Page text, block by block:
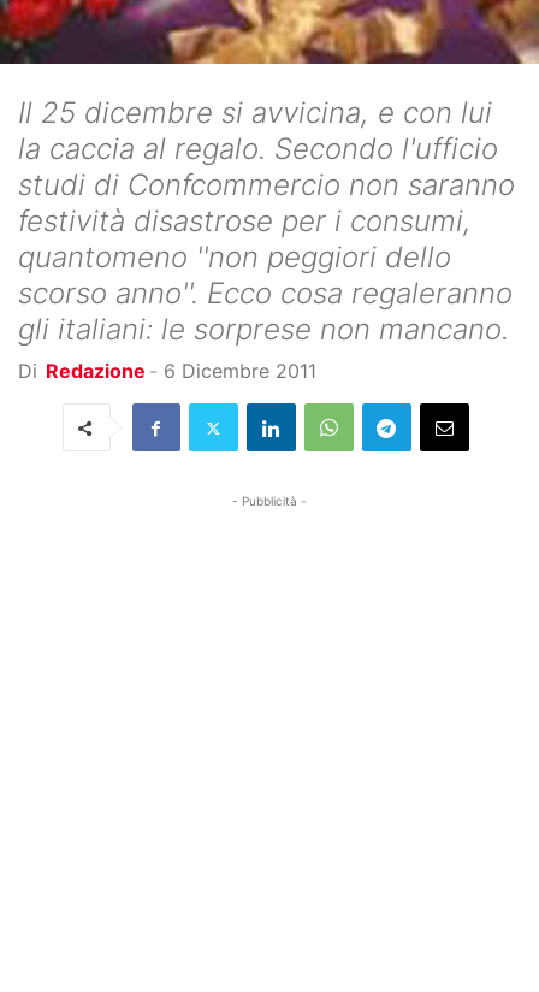
Il 25 dicembre si avvicina, e con lui
la caccia al regalo. Secondo l'ufficio
studi di Confcommercio non saranno
festività disastrose per i consumi,
quantomeno ''non peggiori dello
scorso anno''. Ecco cosa regaleranno
gli italiani: le sorprese non mancano.
Di Redazione - 6 Dicembre 2011
- Pubblicità -